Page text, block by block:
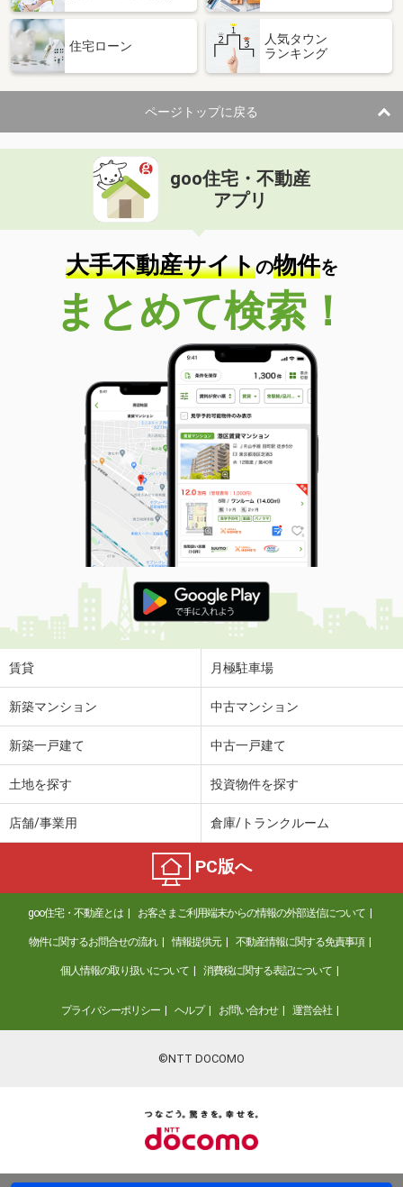
住宅ローン
人気タウン
ランキング
ページトップに戻る
goo住宅・不動産
アプリ
大手不動産サイトの物件を
まとめて検索！
賃貸 月極駐車場
新築マンション 中古マンション
新築一戸建て 中古一戸建て
土地を探す 投資物件を探す
店舗/事業用 倉庫/トランクルーム
PC版へ
goo住宅・不動産とは お客さまご利用端末からの情報の外部送信について
物件に関するお問合せの流れ 情報提供元 不動産情報に関する免責事項
個人情報の取り扱いについて 消費税に関する表記について
プライバシーポリシー ヘルプ お問い合わせ 運営会社
©NTT DOCOMO